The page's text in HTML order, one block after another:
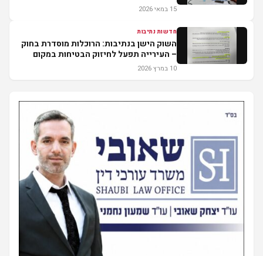
15 במאי 2026
חדשות נתיבות
השוק הישן בנתיבות: הרוכלות מוסדרת בחוק
– העירייה תפעל לחיזוק הבטיחות במקום
10 במרץ 2026